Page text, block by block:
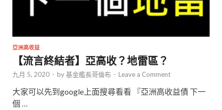
亞洲高收益
【流言終結者】亞高收？地雷區？
九月 5, 2020 - by基金艦長哥倫布 - Leave a Comment
大家可以先到google上面搜尋看看 『亞洲高收益債 下一
個 …